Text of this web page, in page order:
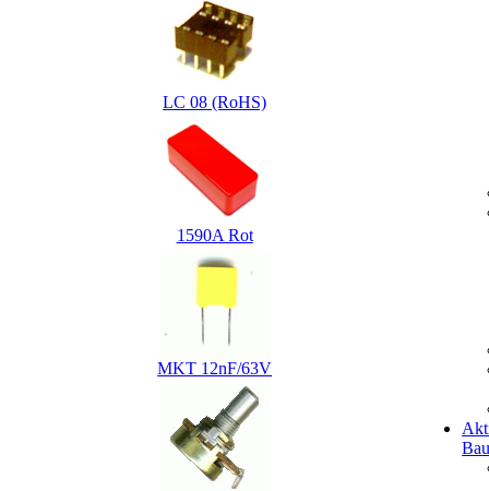
LC 08 (RoHS)
1590A Rot
MKT 12nF/63V